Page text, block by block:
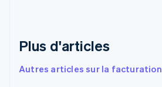
Plus d'articles
Autres articles sur la facturation
Estonie
États-Unis